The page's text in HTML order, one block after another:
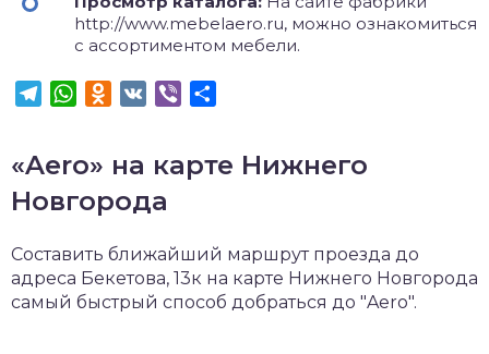
http://www.mebelaero.ru, можно ознакомиться
с ассортиментом мебели.
TelegramWhatsApp
Odnoklassniki
VK Viber
«Aero» на карте Нижнего
Новгорода
Составить ближайший маршрут проезда до
адреса Бекетова, 13к на карте Нижнего Новгорода
самый быстрый способ добраться до "Aero".